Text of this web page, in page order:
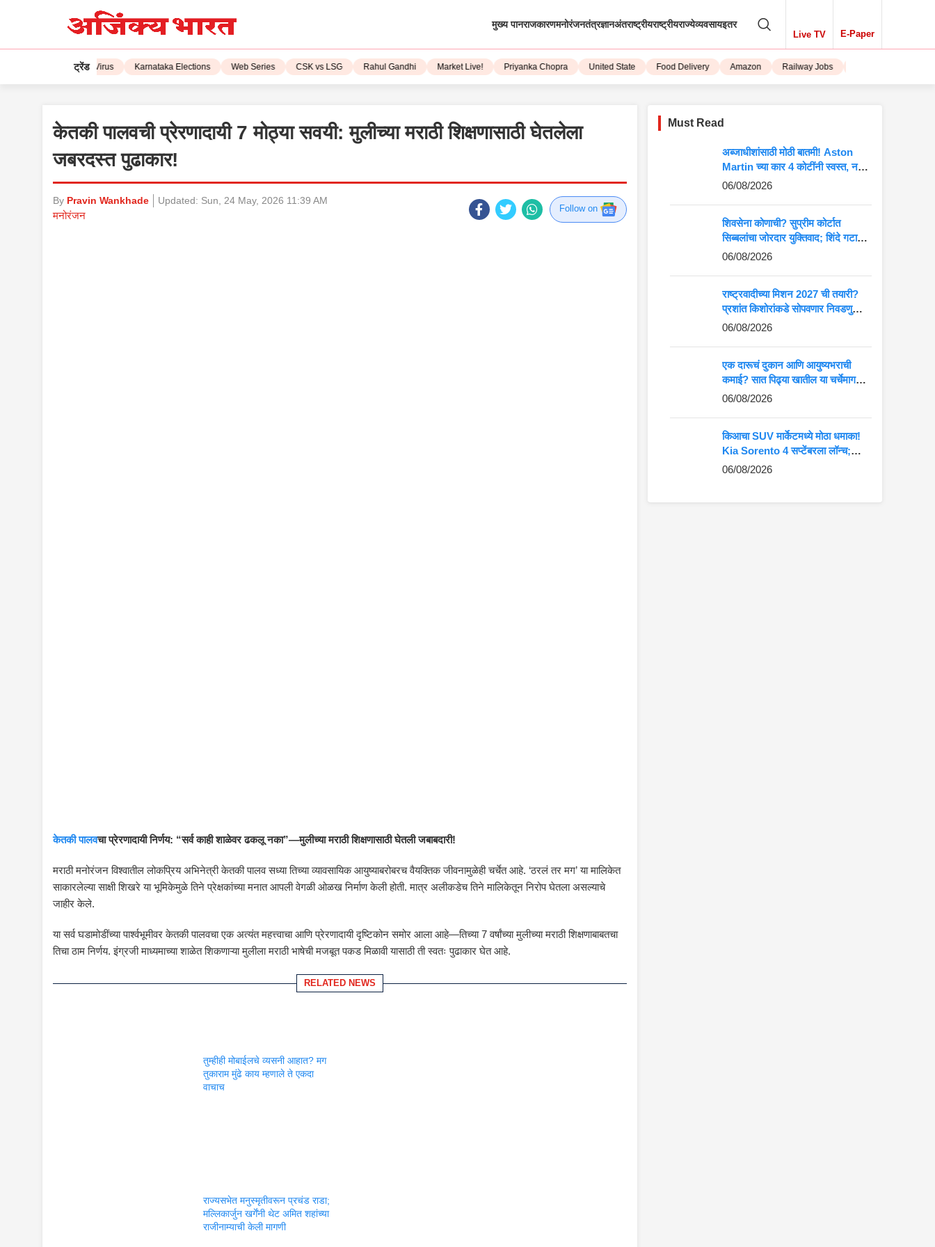
मुख्य पानराजकारणमनोरंजनतंत्रज्ञानअंतराष्ट्रीयराष्ट्रीयराज्येव्यवसायइतर
Live TV E-Paper
ट्रेंड
Corona Virus Karnataka Elections Web Series CSK vs LSG Rahul Gandhi Market Live! Priyanka Chopra United State Food Delivery Amazon Railway Jobs iPhone 15
केतकी पालवची प्रेरणादायी 7 मोठ्या सवयी: मुलीच्या मराठी शिक्षणासाठी घेतलेला
जबरदस्त पुढाकार!
By Pravin Wankhade Updated: Sun, 24 May, 2026 11:39 AM
मनोरंजन
Follow on
केतकी पालवचा प्रेरणादायी निर्णय: “सर्व काही शाळेवर ढकलू नका”—मुलीच्या मराठी शिक्षणासाठी घेतली जबाबदारी!
मराठी मनोरंजन विश्वातील लोकप्रिय अभिनेत्री केतकी पालव सध्या तिच्या व्यावसायिक आयुष्याबरोबरच वैयक्तिक जीवनामुळेही चर्चेत आहे. ‘ठरलं तर मग’ या मालिकेत
साकारलेल्या साक्षी शिखरे या भूमिकेमुळे तिने प्रेक्षकांच्या मनात आपली वेगळी ओळख निर्माण केली होती. मात्र अलीकडेच तिने मालिकेतून निरोप घेतला असल्याचे
जाहीर केले.
या सर्व घडामोडींच्या पार्श्वभूमीवर केतकी पालवचा एक अत्यंत महत्त्वाचा आणि प्रेरणादायी दृष्टिकोन समोर आला आहे—तिच्या 7 वर्षांच्या मुलीच्या मराठी शिक्षणाबाबतचा
तिचा ठाम निर्णय. इंग्रजी माध्यमाच्या शाळेत शिकणाऱ्या मुलीला मराठी भाषेची मजबूत पकड मिळावी यासाठी ती स्वतः पुढाकार घेत आहे.
RELATED NEWS
तुम्हीही मोबाईलचे व्यसनी आहात? मग
तुकाराम मुंढे काय म्हणाले ते एकदा
वाचाच
राज्यसभेत मनुस्मृतीवरून प्रचंड राडा;
मल्लिकार्जुन खर्गेंनी थेट अमित शहांच्या
राजीनाम्याची केली मागणी
Must Read
अब्जाधीशांसाठी मोठी बातमी! Aston
Martin च्या कार 4 कोटींनी स्वस्त, नवीन
किंमत पाहून बसेल धक्का
06/08/2026
शिवसेना कोणाची? सुप्रीम कोर्टात
सिब्बलांचा जोरदार युक्तिवाद; शिंदे गटाच्या
अडचणी वाढणार?
06/08/2026
राष्ट्रवादीच्या मिशन 2027 ची तयारी?
प्रशांत किशोरांकडे सोपवणार निवडणुकीची
कमान?
06/08/2026
एक दारूचं दुकान आणि आयुष्यभराची
कमाई? सात पिढ्या खातील या चर्चेमागचं
खरं गणित जाणून घ्या
06/08/2026
किआचा SUV मार्केटमध्ये मोठा धमाका!
Kia Sorento 4 सप्टेंबरला लॉन्च;
Fortuner-Kodiaq ला देणार थेट
06/08/2026